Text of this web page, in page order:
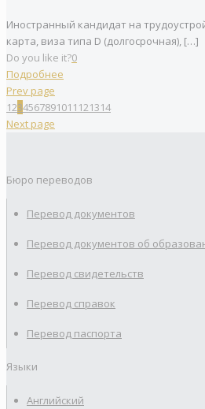
Иностранный кандидат на
карта, виза типа D (долгосрочная), […]
Do you like it?0
Подробнее
Prev page
1234567891011 121314
Next page
Бюро переводов
Перевод документов
Перевод документов об
Перевод свидетельств
Перевод справок
Перевод паспорта
Языки
Английский